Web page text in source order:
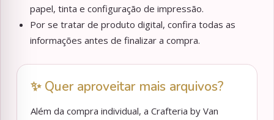
papel, tinta e configuração de impressão.
Por se tratar de produto digital, confira todas as
informações antes de finalizar a compra.
✨ Quer aproveitar mais arquivos?
Além da compra individual, a Crafteria by Van